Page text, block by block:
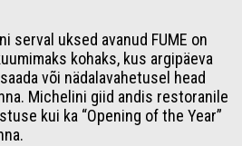
serval uksed avanud FUME on
kohaks, kus argipäeva
või nädalavahetusel head
Michelini giid andis restoranile
kui ka “Opening of the Year”